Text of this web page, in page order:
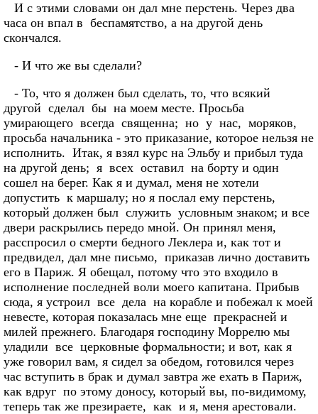
И с этими словами он дал мне перстень. Через два
часа он впал в беспамятство, а на другой день
скончался.
- И что же вы сделали?
- То, что я должен был сделать, то, что всякий
другой сделал бы на моем месте. Просьба
умирающего всегда священна; но у нас, моряков,
просьба начальника - это приказание, которое нельзя не
исполнить. Итак, я взял курс на Эльбу и прибыл туда
на другой день; я всех оставил на борту и один
сошел на берег. Как я и думал, меня не хотели
допустить к маршалу; но я послал ему перстень,
который должен был служить условным знаком; и все
двери раскрылись передо мной. Он принял меня,
расспросил о смерти бедного Леклера и, как тот и
предвидел, дал мне письмо, приказав лично доставить
его в Париж. Я обещал, потому что это входило в
исполнение последней воли моего капитана. Прибыв
сюда, я устроил все дела на корабле и побежал к моей
невесте, которая показалась мне еще прекрасней и
милей прежнего. Благодаря господину Моррелю мы
уладили все церковные формальности; и вот, как я
уже говорил вам, я сидел за обедом, готовился через
час вступить в брак и думал завтра же ехать в Париж,
как вдруг по этому доносу, который вы, по-видимому,
теперь так же презираете, как и я, меня арестовали.